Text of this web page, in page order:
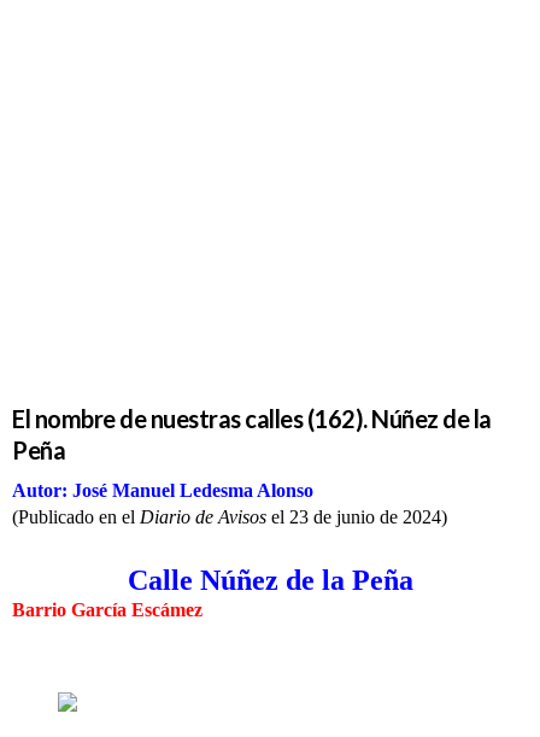
El nombre de nuestras calles (162). Núñez de la
Peña
Autor: José Manuel Ledesma Alonso
(Publicado en el Diario de Avisos el 23 de junio de 2024)
Calle Núñez de la Peña
Barrio García Escámez